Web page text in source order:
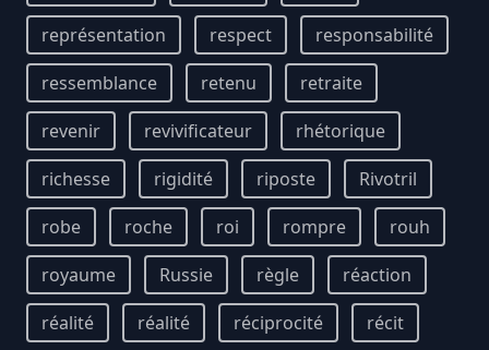
représentation
respect
responsabilité
ressemblance
retenu
retraite
revenir
revivificateur
rhétorique
richesse
rigidité riposte
Rivotril
robe
roche roi rompre
rouh
royaume
Russie règle
réaction
réalité
réalité réciprocité récit